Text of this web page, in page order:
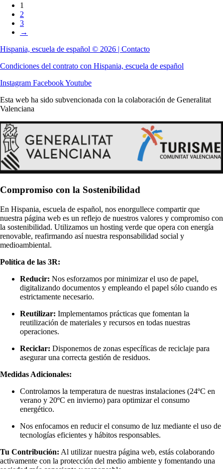
1
2
3
→
Hispania, escuela de español © 2026 | Contacto
Condiciones del contrato con Hispania, escuela de español
Instagram FacebookYoutube
Esta web ha sido subvencionada con la colaboración de Generalitat
Valenciana
Compromiso con la Sostenibilidad
En Hispania, escuela de español, nos enorgullece compartir que
nuestra página web es un reflejo de nuestros valores y compromiso con
la sostenibilidad. Utilizamos un hosting verde que opera con energía
renovable, reafirmando así nuestra responsabilidad social y
medioambiental.
Política de las 3R:
Reducir: Nos esforzamos por minimizar el uso de papel,
digitalizando documentos y empleando el papel sólo cuando es
estrictamente necesario.
Reutilizar: Implementamos prácticas que fomentan la
reutilización de materiales y recursos en todas nuestras
operaciones.
Reciclar: Disponemos de zonas específicas de reciclaje para
asegurar una correcta gestión de residuos.
Medidas Adicionales:
Controlamos la temperatura de nuestras instalaciones (24ºC en
verano y 20ºC en invierno) para optimizar el consumo
energético.
Nos enfocamos en reducir el consumo de luz mediante el uso de
tecnologías eficientes y hábitos responsables.
Tu Contribución: Al utilizar nuestra página web, estás colaborando
activamente con la protección del medio ambiente y fomentando una